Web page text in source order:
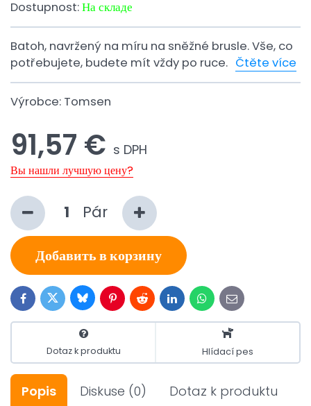
Dostupnost:На складе
Batoh, navržený na míru na sněžné brusle. Vše, co
potřebujete, budete mít vždy po ruce. Čtěte více
Výrobce: Tomsen
91,57 € s DPH
Вы нашли лучшую цену?
Pár
Добавить в корзину
FacebookTwitterBlueskyPinterestRedditLinkedInWhatsApp
E-
mail
Dotaz k produktu Hlídací pes
Popis Diskuse (0) Dotaz k produktu